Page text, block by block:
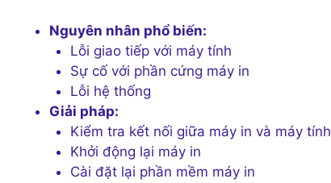
Nguyên nhân phổ biến:
Lỗi giao tiếp với máy tính
Sự cố với phần cứng máy in
Lỗi hệ thống
Giải pháp:
Kiểm tra kết nối giữa máy in và máy tính
Khởi động lại máy in
Cài đặt lại phần mềm máy in